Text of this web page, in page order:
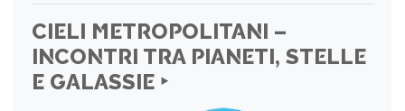
CIELI METROPOLITANI –
INCONTRI TRA PIANETI, STELLE
E GALASSIE ‣